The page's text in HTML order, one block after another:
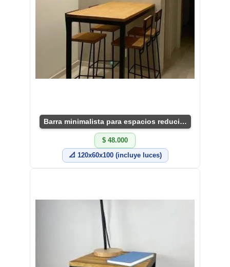
Barra minimalista para espacios reducidos
$ 48.000
📐 120x60x100 (incluye luces)